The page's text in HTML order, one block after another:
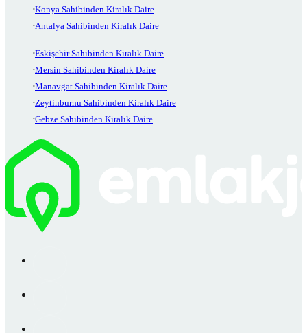
Konya Sahibinden Kiralık Daire
Antalya Sahibinden Kiralık Daire
Eskişehir Sahibinden Kiralık Daire
Mersin Sahibinden Kiralık Daire
Manavgat Sahibinden Kiralık Daire
Zeytinburnu Sahibinden Kiralık Daire
Gebze Sahibinden Kiralık Daire